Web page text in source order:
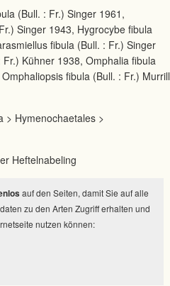
(Bull. : Fr.) Singer 1961,
Singer 1943, Hygrocybe fibula
fibula (Bull. : Fr.) Singer
Kühner 1938, Omphalia fibula
fibula (Bull. : Fr.) Murrill
> Hymenochaetales >
Heftelnabeling
auf den Seiten, damit Sie auf alle
zu den Arten Zugriff erhalten und
nutzen können: